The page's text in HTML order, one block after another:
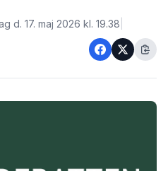
d. 17. maj 2026 kl. 19.38